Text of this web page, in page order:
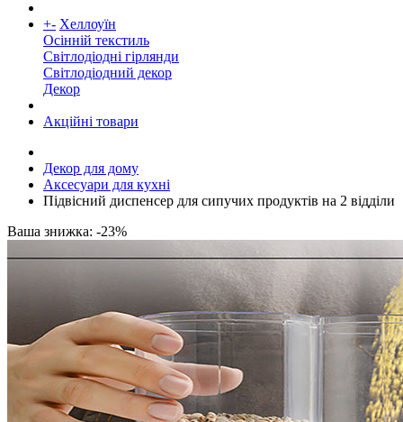
+- Хеллоуїн
Осінній текстиль
Світлодіодні гірлянди
Світлодіодний декор
Декор
Акційні товари
Декор для дому
Аксесуари для кухні
Підвісний диспенсер для сипучих продуктів на 2 відділи
Ваша знижка: -23%